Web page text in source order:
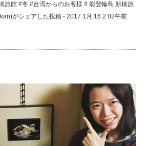
旅館 #冬 #台湾からのお客様 # 能登輪島 新橋旅
がシェアした投稿 - 2017 1月 16 2:02午前